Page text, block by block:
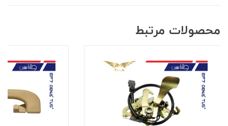
محصولات مرتبط